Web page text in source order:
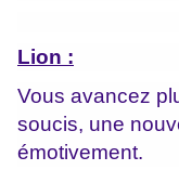
Lion :
Vous avancez
soucis, une
émotivement.